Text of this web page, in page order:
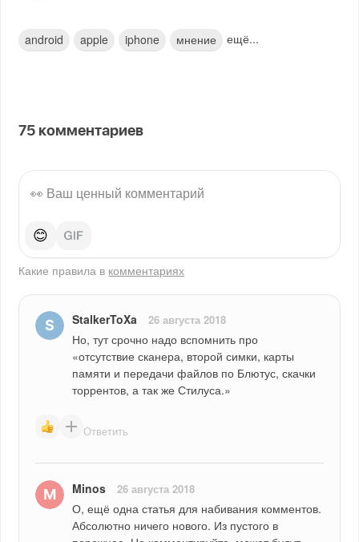
android apple iphone мнение ещё...
75 комментариев
😊
Какие правила в комментариях
StalkerToXa 26 августа 2018
Но, тут срочно надо вспомнить про
«отсутствие сканера, второй симки, карты
памяти и передачи файлов по Блютус, скачки
торрентов, а так же Стилуса.»
Ответить
Minos 26 августа 2018
О, ещё одна статья для набивания комментов.
Абсолютно ничего нового. Из пустого в